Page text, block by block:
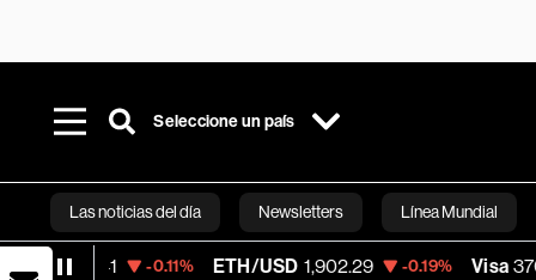
Seleccione un país
Las noticias del día Newsletters Línea Mundial
Bloomberg
ETH/USD 1,902.29 -0.19% Visa 370.47 +0.52%